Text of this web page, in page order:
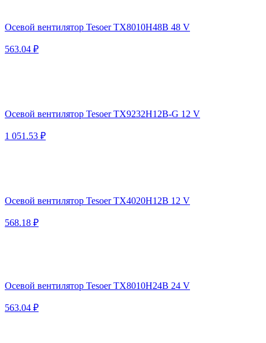
Осевой вентилятор Tesoer TX8010H48B 48 V
563.04 ₽
Осевой вентилятор Tesoer TX9232H12B-G 12 V
1 051.53 ₽
Осевой вентилятор Tesoer TX4020H12B 12 V
568.18 ₽
Осевой вентилятор Tesoer TX8010H24B 24 V
563.04 ₽